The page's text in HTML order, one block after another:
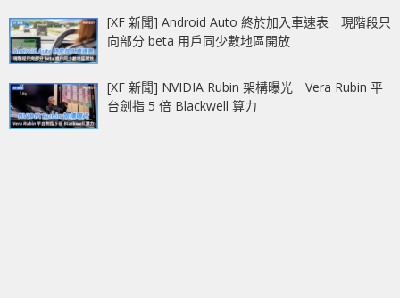
[XF 新聞] Android Auto 終於加入車速表 現階段只
向部分 beta 用戶同少數地區開放
[XF 新聞] NVIDIA Rubin 架構曝光 Vera Rubin 平
台劍指 5 倍 Blackwell 算力